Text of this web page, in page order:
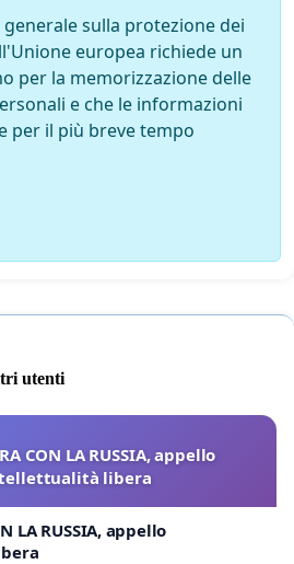
Fraternità Ofs Fiorentine
a cliccare qui.
sulla protezione dei
europea richiede un
per la memorizzazione delle
e che le informazioni
per il più breve tempo
utenti
CON LA RUSSIA, appello
libera
LA RUSSIA, appello